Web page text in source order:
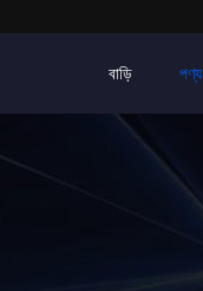
বাড়ি পণ্য